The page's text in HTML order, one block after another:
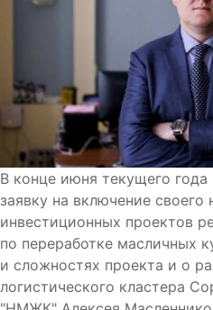
В конце июня текущего
заявку на включение
инвестиционных проектов
по переработке масличных
и сложностях проекта и о
логистического кластера